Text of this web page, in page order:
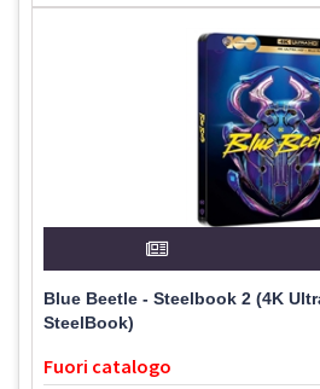
Blue Beetle - Steelbook 2 (4K
SteelBook)
Fuori catalogo